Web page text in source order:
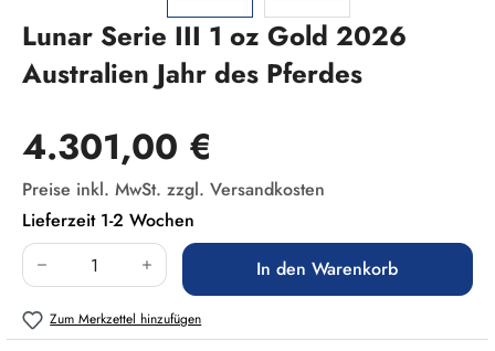
Lunar Serie III 1 oz Gold 2026
Australien Jahr des Pferdes
Regulärer Preis:
4.301,00 €
Preise inkl. MwSt. zzgl. Versandkosten
Lieferzeit 1-2 Wochen
Produkt Anzahl: Gib den gewünschten Wert
In den Warenkorb
Zum Merkzettel hinzufügen